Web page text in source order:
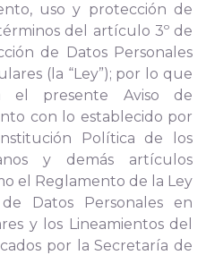
uso y protección de
del artículo 3º de
de Datos Personales
(la “Ley”); por lo que
el presente Aviso de
con lo establecido por
Política de los
y demás artículos
el Reglamento de la Ley
Datos Personales en
y los Lineamientos del
por la Secretaría de